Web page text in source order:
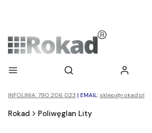
Menu Otwórz wyszukiwarkę
Szukaj Zaloguj się
INFOLINIA: 790 206 023 | EMAIL: sklep@rokad.pl
Rokad Poliwęglan Lity